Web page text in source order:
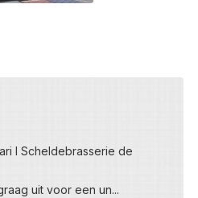
I Scheldebrasserie de
uit voor een un...